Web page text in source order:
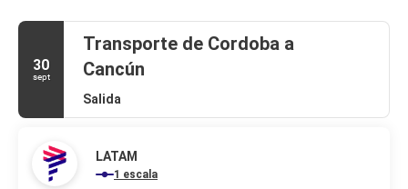
30
sept
Transporte de Cordoba a
Cancún
Salida
LATAM
1 escala